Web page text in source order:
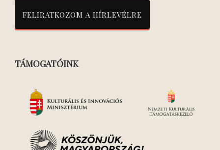
TÁMOGATÓINK